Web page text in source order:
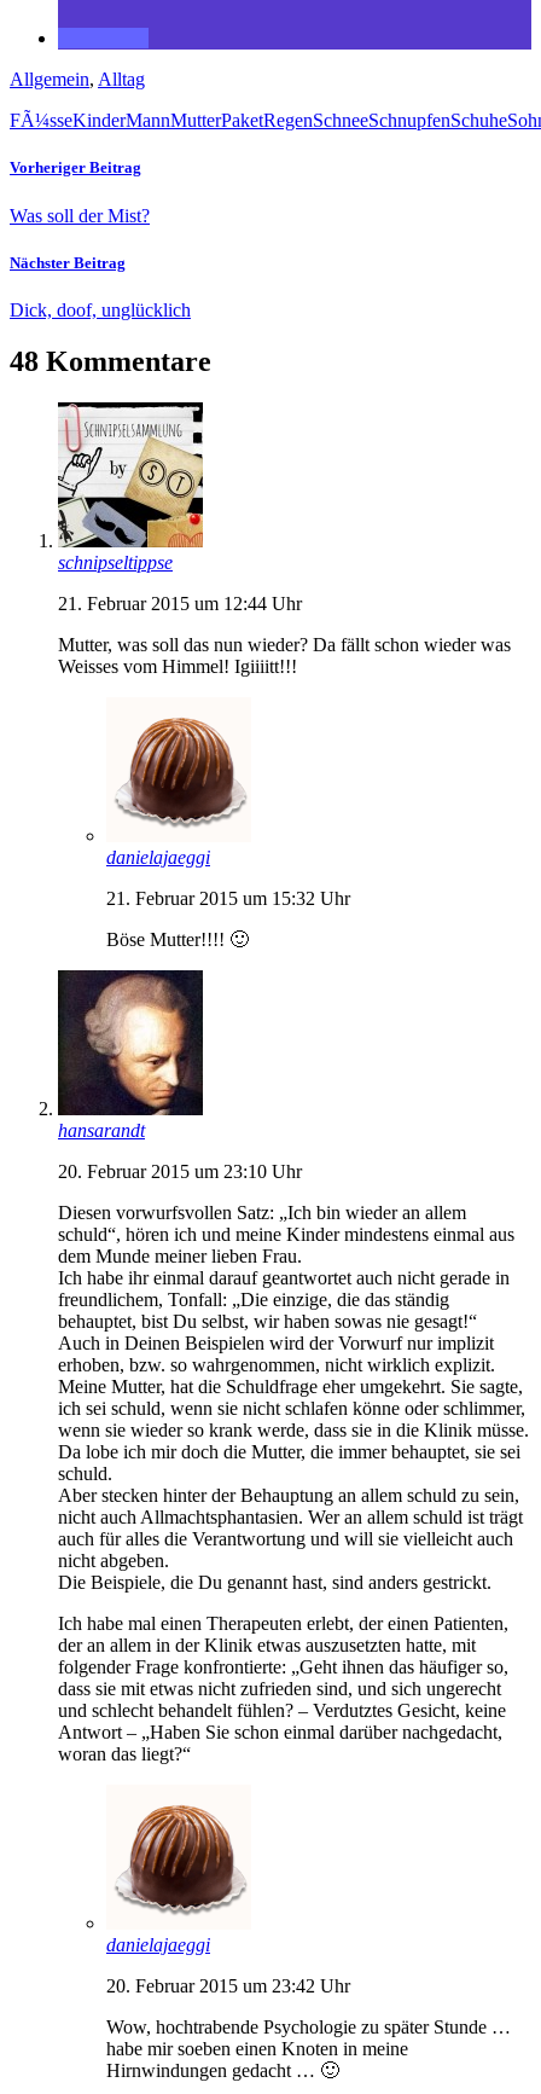
Allgemein, Alltag
FÃ¼sseKinderMannMutterPaketRegenSchneeSchnupfenSchuhe
Vorheriger Beitrag
Was soll der Mist?
Nächster Beitrag
Dick, doof, unglücklich
48 Kommentare
schnipseltippse
21. Februar 2015 um 12:44 Uhr
Mutter, was soll das nun wieder? Da fällt schon wieder was
Weisses vom Himmel! Igiiiitt!!!
danielajaeggi
21. Februar 2015 um 15:32 Uhr
Böse Mutter!!!! 🙂
hansarandt
20. Februar 2015 um 23:10 Uhr
Diesen vorwurfsvollen Satz: „Ich bin wieder an allem
schuld“, hören ich und meine Kinder mindestens einmal aus
dem Munde meiner lieben Frau.
Ich habe ihr einmal darauf geantwortet auch nicht gerade in
freundlichem, Tonfall: „Die einzige, die das ständig
behauptet, bist Du selbst, wir haben sowas nie gesagt!“
Auch in Deinen Beispielen wird der Vorwurf nur implizit
erhoben, bzw. so wahrgenommen, nicht wirklich explizit.
Meine Mutter, hat die Schuldfrage eher umgekehrt. Sie sagte,
ich sei schuld, wenn sie nicht schlafen könne oder schlimmer,
wenn sie wieder so krank werde, dass sie in die Klinik müsse.
Da lobe ich mir doch die Mutter, die immer behauptet, sie sei
schuld.
Aber stecken hinter der Behauptung an allem schuld zu sein,
nicht auch Allmachtsphantasien. Wer an allem schuld ist trägt
auch für alles die Verantwortung und will sie vielleicht auch
nicht abgeben.
Die Beispiele, die Du genannt hast, sind anders gestrickt.
Ich habe mal einen Therapeuten erlebt, der einen Patienten,
der an allem in der Klinik etwas auszusetzten hatte, mit
folgender Frage konfrontierte: „Geht ihnen das häufiger so,
dass sie mit etwas nicht zufrieden sind, und sich ungerecht
und schlecht behandelt fühlen? – Verdutztes Gesicht, keine
Antwort – „Haben Sie schon einmal darüber nachgedacht,
woran das liegt?“
danielajaeggi
20. Februar 2015 um 23:42 Uhr
Wow, hochtrabende Psychologie zu später Stunde …
habe mir soeben einen Knoten in meine
Hirnwindungen gedacht … 🙂